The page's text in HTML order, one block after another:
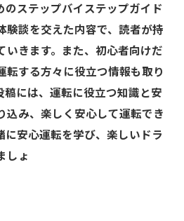
のステップバイステップガイド
験談を交えた内容で、読者が持
いきます。また、初心者向けだ
転する方々に役立つ情報も取り
稿には、運転に役立つ知識と安
込み、楽しく安心して運転でき
に安心運転を学び、楽しいドラ
しょ
！